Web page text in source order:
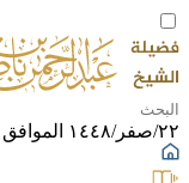
٢٢/صفر/١٤٤٨ الموافق ٥/أغسطس/٢٠٢٦